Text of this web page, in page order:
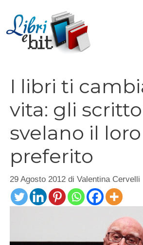
contenuto
I libri ti
vita: gli
svelano il
preferito
29 Agosto 2012 di Valentina Cervelli